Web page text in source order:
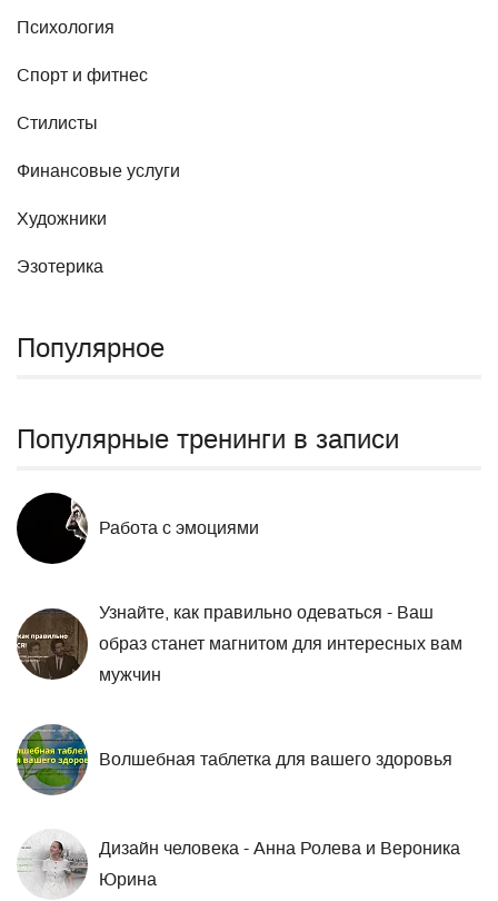
Психология
Спорт и фитнес
Стилисты
Финансовые услуги
Художники
Эзотерика
Популярное
Популярные тренинги в записи
Работа с эмоциями
Узнайте, как правильно одеваться - Ваш
образ станет магнитом для интересных вам
мужчин
Волшебная таблетка для вашего здоровья
Дизайн человека - Анна Ролева и Вероника
Юрина